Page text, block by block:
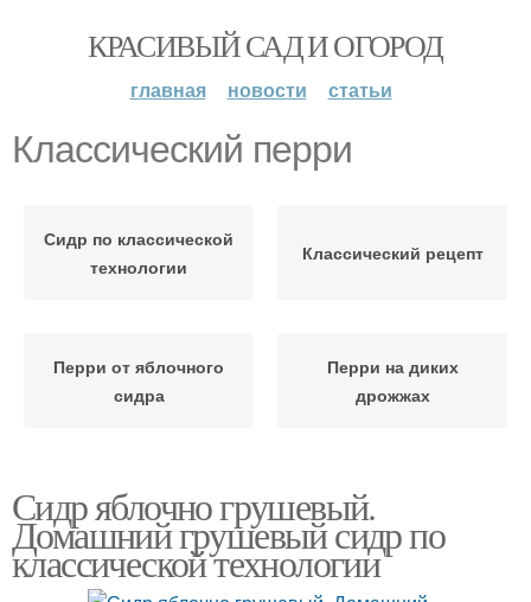
КРАСИВЫЙ САД И ОГОРОД
главная новости статьи
Классический перри
Сидр по классической
технологии
Классический рецепт
Перри от яблочного
сидра
Перри на диких
дрожжах
Сидр яблочно грушевый.
Домашний грушевый сидр по
классической технологии